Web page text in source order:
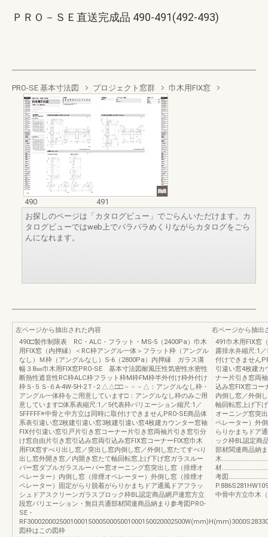
ＰＲＯ－ＳＥ直送完成品 490-491(492-493)
PRO-SE 基本寸法図 プロジェクト窓群 巾木用FIX窓
490
491
お探しのページは「カタログビュー」でごらんいただけます。カ
タログビューではweb上でパラパラめくりながらカタログをごら
んになれます。
左ページから抽出された内容
490□製作制限表 RC・ALC・フラット・MS-5（2400Pa）巾木
用FIX窓（内押縁）＜RC枠アングル一体＞フラット枠（アングル
なし）Ｍ枠（アングルなし）S-6（2800Pa）内押縁 ガラス溝
幅３8㎜巾木用FIX窓PRO-SE 基本寸法図耐風圧性気密性水密性
断熱性遮音性RC枠ALC枠フラット枠M枠FM枠半外付け枠外付け
枠Ｓ-５Ｓ-６A-4W-5H-2Ｔ-２△△□□－－－△：アングルなし枠・
アングル一体枠をご用意しています□：アングルなし枠のみご用
意しています□体系表縮尺:1／5代表枠バリエーション縮尺:1／
5FFFFF※中骨と中方立は同時に取付けできませんPRO-SE商品体
系表引違い窓2枚建引違い窓3枚建引違い窓4枚建カウンター窓袖
FIX付引違い窓引戸片引き窓コーナー片引き窓両袖片引き窓引分
け窓自由片引き窓引込み窓両引込み窓FIX窓コーナーFIX窓巾木
用FIX窓すべり出し窓／突出し窓内倒し窓／外倒し窓たてすべり
出し窓外開き窓／内開き窓たて軸回転窓上げ下げ窓ガラスルー
バー窓ダブルガラスルーバー窓オーニング窓突出し窓（排煙オ
ペレーター）内倒し窓（排煙オペレーター）外倒し窓（排煙オ
ペレーター）固定がらり脱着がらりかまちドア通風ドアフラッ
シュドアスクリーンガラスブロック枠BL認定商品網戸連窓方立
段窓バリエーション・無目共通部材関連商品納まり参考図PRO-
SE・
図枠はこの図枠
右ページから抽出
491巾木用FIX窓
露排水弁縮尺:1
付けできません
引違い窓4枚建カ
ナー片引き窓両
込み窓FIX窓コー
内倒し窓／外倒
軸回転窓上げ下
オーニング窓突
ペレーター）外
らりかまちドア
ック枠BL認定商
部材関連商品納
木
材
考図
中骨中方立巾木